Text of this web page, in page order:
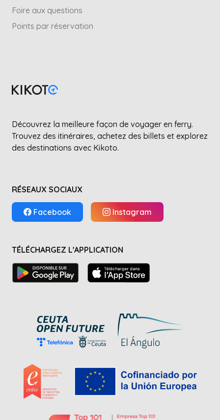
Foire aux questions
Points par réservation
Découvrez la meilleure façon de voyager en ferry.
Trouvez des itinéraires, achetez des billets et explorez
des destinations avec Kikoto.
RÉSEAUX SOCIAUX
Facebook Instagram
TÉLÉCHARGEZ L'APPLICATION